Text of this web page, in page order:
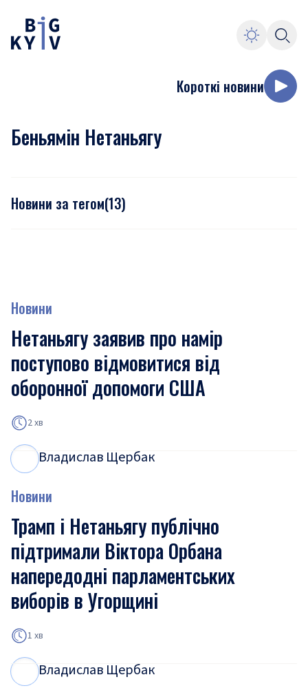
Короткі новини
Беньямін Нетаньягу
Новини за тегом(13)
Новини
Нетаньягу заявив про намір
поступово відмовитися від
оборонної допомоги США
2 хв
Владислав Щербак
Новини
Трамп і Нетаньягу публічно
підтримали Віктора Орбана
напередодні парламентських
виборів в Угорщині
1 хв
Владислав Щербак